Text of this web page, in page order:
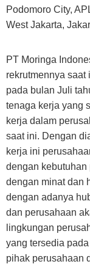
Podomoro City,
West Jakarta,
PT Moringa
rekrutmennya saat
pada bulan Juli
tenaga kerja yang
kerja dalam
saat ini. Dengan
kerja ini
dengan kebutuhan
dengan minat dan
dengan adanya
dan perusahaan
lingkungan
yang tersedia
pihak perusahaan